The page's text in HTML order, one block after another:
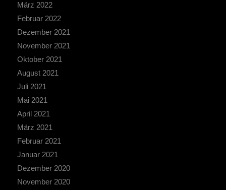
März 2022
Februar 2022
Dezember 2021
November 2021
Oktober 2021
August 2021
Juli 2021
Mai 2021
April 2021
März 2021
Februar 2021
Januar 2021
Dezember 2020
November 2020